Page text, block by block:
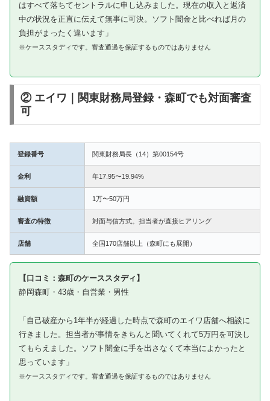
はすべて落ちてセントラルに申し込みました。現在の収入と返済
中の状況を正直に伝えて無事に可決。ソフト闇金と比べれば月の
負担がまったく違います」
※ケーススタディです。審査通過を保証するものではありません
② エイワ｜関東財務局登録・森町でも対面審査
可
登録番号 関東財務局長（14）第00154号
金利 年17.95〜19.94%
融資額 1万〜50万円
審査の特徴 対面与信方式。担当者が直接ヒアリング
店舗 全国170店舗以上（森町にも展開）
【口コミ：森町のケーススタディ】
静岡森町・43歳・自営業・男性
「自己破産から1年半が経過した時点で森町のエイワ店舗へ相談に
行きました。担当者が事情をきちんと聞いてくれて5万円を可決し
てもらえました。ソフト闇金に手を出さなくて本当によかったと
思っています」
※ケーススタディです。審査通過を保証するものではありません